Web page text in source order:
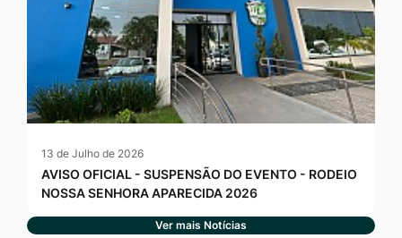
13 de Julho de 2026
AVISO OFICIAL - SUSPENSÃO DO EVENTO - RODEIO
NOSSA SENHORA APARECIDA 2026
Ver mais Notícias